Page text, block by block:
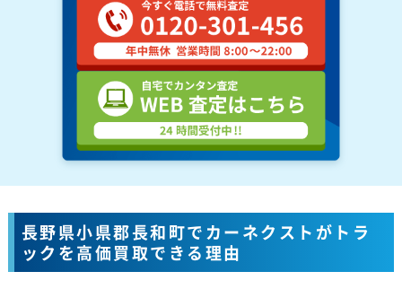
長野県小県郡長和町でカーネクストがトラ
ックを高価買取できる理由